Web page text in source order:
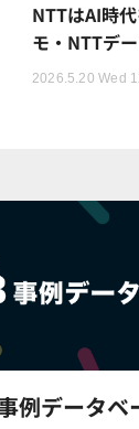
NTTはAI時
モ・NTTデ
2026.5.20 Wed
例データベ